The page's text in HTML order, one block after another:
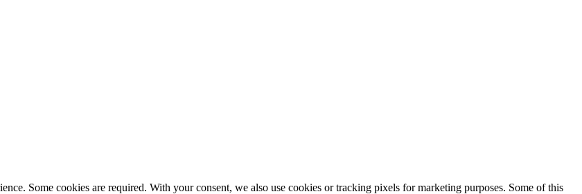
Some cookies are required. With your consent, we also use cookies or tracking pixels for marketing purposes. Some of this